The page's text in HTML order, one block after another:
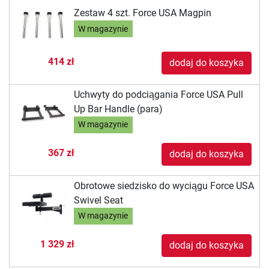
Zestaw 4 szt. Force USA Magpin
W magazynie
414 zł dodaj do koszyka
Uchwyty do podciągania Force USA Pull
Up Bar Handle (para)
W magazynie
367 zł dodaj do koszyka
Obrotowe siedzisko do wyciągu Force USA
Swivel Seat
W magazynie
1 329 zł dodaj do koszyka